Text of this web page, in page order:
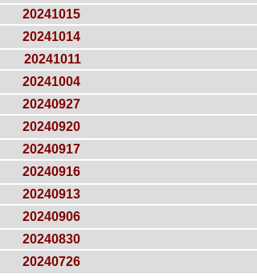
20241015
20241014
20241011
20241004
20240927
20240920
20240917
20240916
20240913
20240906
20240830
20240726